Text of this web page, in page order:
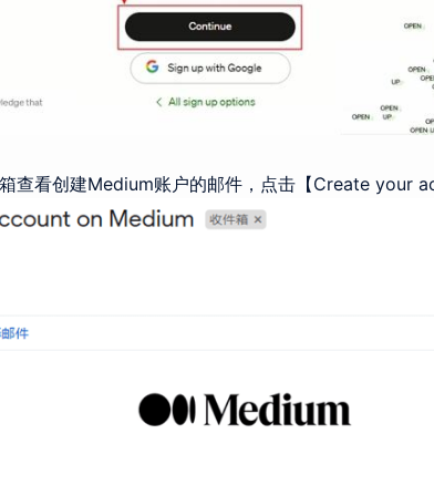
查看创建Medium账户的邮件，点击【Create your